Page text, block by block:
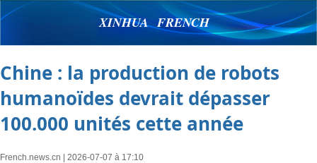
XINHUA FRENCH
Chine : la production de robots
humanoïdes devrait dépasser
100.000 unités cette année
French.news.cn | 2026-07-07 à 17:10